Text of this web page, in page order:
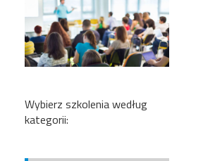
Wybierz szkolenia według
kategorii: